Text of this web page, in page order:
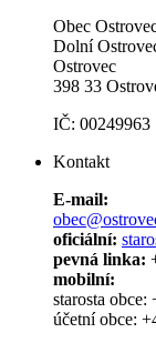
Obec
Dolní
Ostrovec
398 33
IČ: 00249963
Kontakt
E-mail:
oficiální:
pevná linka:
mobilní:
starosta obce:
účetní obce: